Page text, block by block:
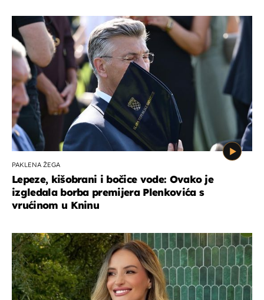
PAKLENA ŽEGA
Lepeze, kišobrani i bočice vode: Ovako je
izgledala borba premijera Plenkovića s
vrućinom u Kninu